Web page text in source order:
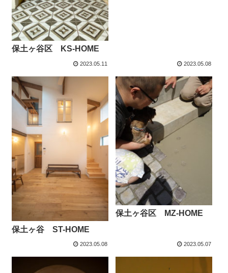
保土ヶ谷区 KS-HOME
2023.05.11 2023.05.08
保土ヶ谷 ST-HOME
2023.05.08
保土ヶ谷区 MZ-HOME
2023.05.07